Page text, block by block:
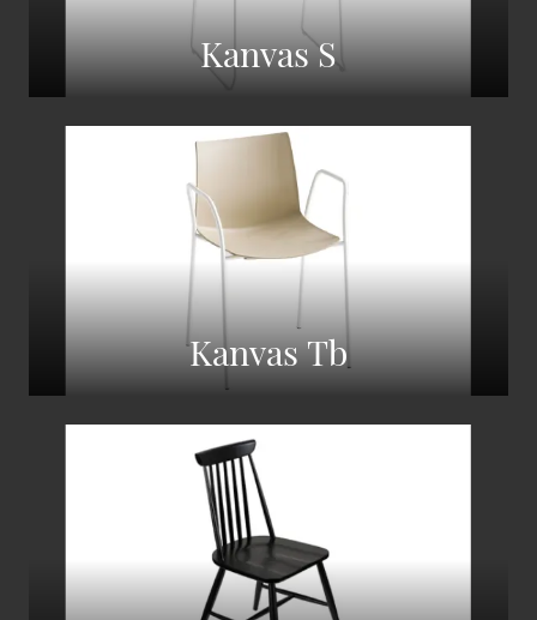
Kanvas S
Kanvas Tb